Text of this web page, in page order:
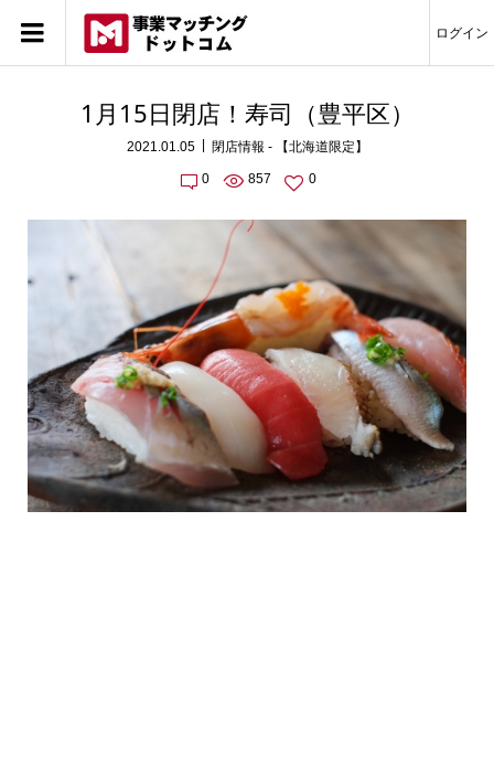
ログイン
1月15日閉店！寿司（豊平区）
2021.01.05 閉店情報 - 【北海道限定】
0 857 0